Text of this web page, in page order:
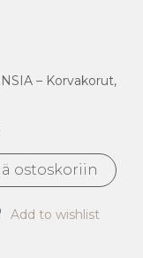
– Korvakorut,
ostoskoriin
Add to wishlist